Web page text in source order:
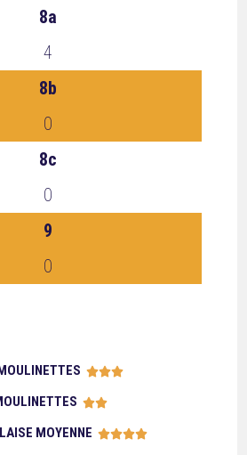
8a
4
8b
0
8c
0
9
0


MOYENNE 